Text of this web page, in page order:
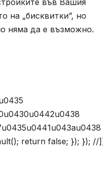
във Вашия
на „бисквитки”, но
няма да е възможно.
return false; }); });